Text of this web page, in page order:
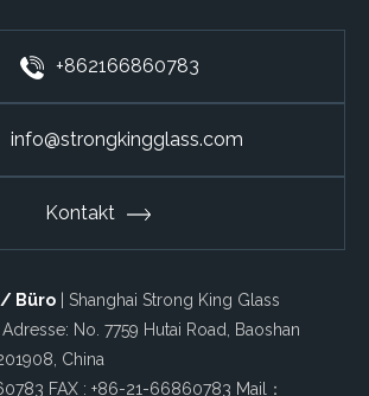
+862166860783
info@strongkingglass.com
Kontakt
/ Büro | Shanghai Strong King Glass
No. 7759 Hutai Road, Baoshan
China
FAX : +86-21-66860783 Mail：